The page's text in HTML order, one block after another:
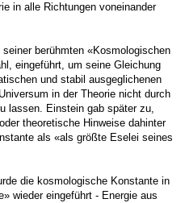
in alle Richtungen voneinander
berühmten «Kosmologischen
eingeführt, um seine Gleichung
und stabil ausgeglichenen
in der Theorie nicht durch
lassen. Einstein gab später zu,
theoretische Hinweise dahinter
als «als größte Eselei seines
die kosmologische Konstante in
wieder eingeführt - Energie aus